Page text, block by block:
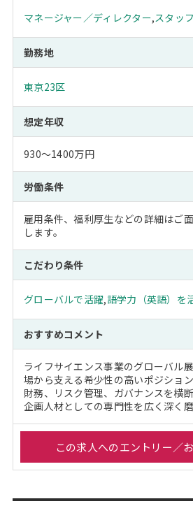
マネージャー／ディレクター,スタッフ
勤務地
東京23区
想定年収
930～1400万円
労働条件
雇用条件、福利厚生などの詳細はご
します。
こだわり条件
グローバルで活躍,語学力（英語）を
おすすめコメント
ライフサイエンス事業のグローバル
場から支える希少性の高いポジショ
財務、リスク管理、ガバナンスを横
企画人材としての専門性を広く深く磨
この求人へのエントリー／